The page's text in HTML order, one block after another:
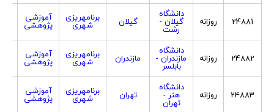
24881 روزانه
دانشگاه
گیلان -
رشت
گیلان برنامهریزی
شهری
آموزشی
پژوهشی
24882 روزانه
دانشگاه
مازندران -
بابلسر
مازندران برنامهریزی
شهری
آموزشی
پژوهشی
24883 روزانه
دانشگاه
هنر -
تهران
تهران برنامهریزی
شهری
آموزشی
پژوهشی